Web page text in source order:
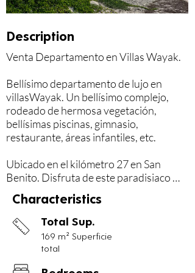
Description
Venta Departamento en Villas Wayak.
Bellísimo departamento de lujo en
villasWayak. Un bellísimo complejo,
rodeado de hermosa vegetación,
bellísimas piscinas, gimnasio,
restaurante, áreas infantiles, etc.
Ubicado en el kilómetro 27 en San
Benito. Disfruta de este paradisiaco
lugar frente al mar, con unas hermosas
vistas, y un ambiente acogedor y
familiar.
Planta Baja
Characteristics
Total Sup.
169 m² Superficie
total